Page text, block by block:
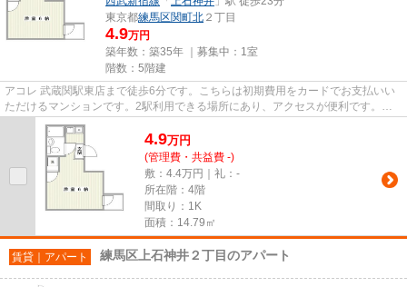
東京都練馬区関町北 ２丁目
4.9万円
築年数：築35年 ｜募集中： 1室
階数：5階建
アコレ 武蔵関駅東店まで徒歩6分です。こちらは初期費用をカードでお支払いい
ただけるマンションです。2駅利用できる場所にあり、アクセスが便利です。造
りとデザインに関して、自信を...
4.9万円
(管理費・共益費 -)
敷：4.4万円｜礼：-
所在階：4階
間取り：1K
面積：14.79㎡
賃貸｜アパート 練馬区上石神井２丁目のアパート